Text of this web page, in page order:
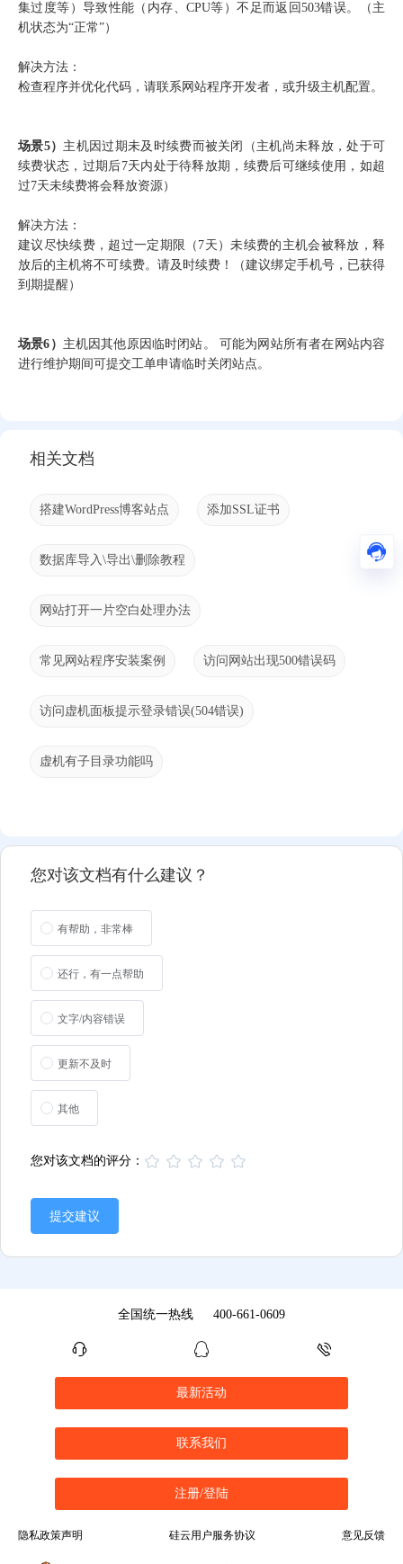
集过度等）导致性能（内存、CPU等）不足而返回503错误。（主
机状态为“正常”）
解决方法：
检查程序并优化代码，请联系网站程序开发者，或升级主机配置。
场景5） 主机因过期未及时续费而被关闭（主机尚未释放，处于可
续费状态，过期后7天内处于待释放期，续费后可继续使用，如超
过7天未续费将会释放资源）
解决方法：
建议尽快续费，超过一定期限（7天）未续费的主机会被释放，释
放后的主机将不可续费。请及时续费！（建议绑定手机号，已获得
到期提醒）
场景6） 主机因其他原因临时闭站。 可能为网站所有者在网站内容
进行维护期间可提交工单申请临时关闭站点。
相关文档
搭建WordPress博客站点 添加SSL证书
数据库导入\导出\删除教程
网站打开一片空白处理办法
常见网站程序安装案例 访问网站出现500错误码
访问虚机面板提示登录错误(504错误)
虚机有子目录功能吗
您对该文档有什么建议？
有帮助，非常棒
还行，有一点帮助
文字/内容错误
更新不及时
其他
您对该文档的评分：
提交建议
全国统一热线 400-661-0609
最新活动
联系我们
注册/登陆
隐私政策声明 硅云用户服务协议 意见反馈